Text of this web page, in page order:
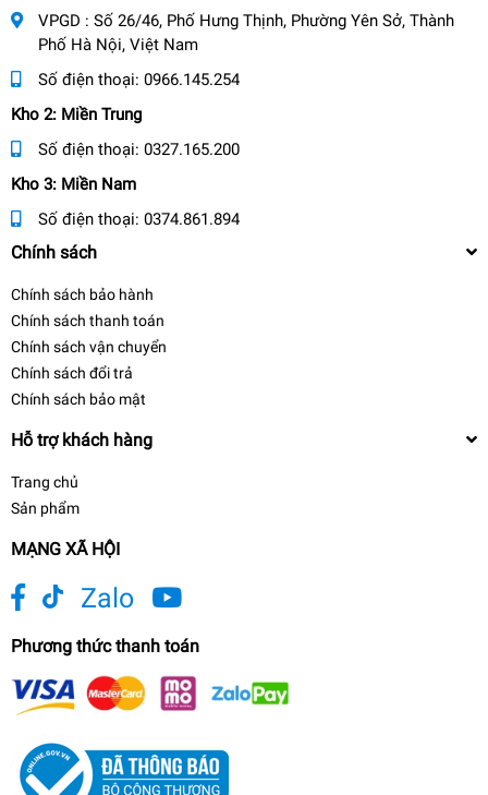
VPGD : Số 26/46, Phố Hưng Thịnh, Phường Yên Sở, Thành
Phố Hà Nội, Việt Nam
Số điện thoại: 0966.145.254
Kho 2: Miền Trung
Số điện thoại: 0327.165.200
Kho 3: Miền Nam
Số điện thoại: 0374.861.894
Chính sách
Chính sách bảo hành
Chính sách thanh toán
Chính sách vận chuyển
Chính sách đổi trả
Chính sách bảo mật
Hỗ trợ khách hàng
Trang chủ
Sản phẩm
MẠNG XÃ HỘI
Zalo
Phương thức thanh toán